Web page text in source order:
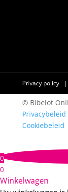
Privacy policy |
© Bibelot
Privacybeleid
Cookiebeleid
0
0
Winkelwagen